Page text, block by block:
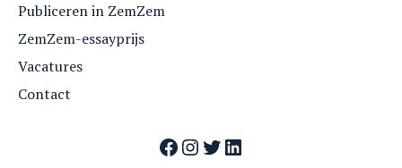
Publiceren in ZemZem
ZemZem-essayprijs
Vacatures
Contact
Facebook
Instagram
Twitter
LinkedIn